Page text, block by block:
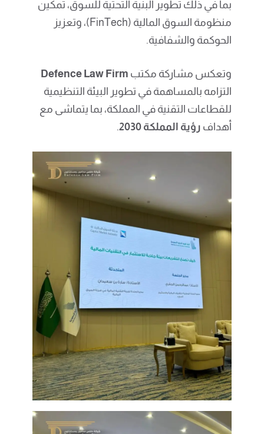
بما في ذلك تطوير البنية التحتية للسوق، تمكين
منظومة السوق المالية (FinTech)، وتعزيز
الحوكمة والشفافية.
وتعكس مشاركة مكتب Defence Law Firm
التزامه بالمساهمة في تطوير البيئة التنظيمية
للقطاعات التقنية في المملكة، بما يتماشى مع
أهداف رؤية المملكة 2030 .